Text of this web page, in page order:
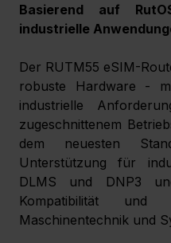
Basierend auf
industrielle
Der RUTM55 eSIM-
robuste Hardware -
industrielle
zugeschnittenem
dem neuesten
Unterstützung für
DLMS und DNP3
Kompatibilität und
Maschinentechnik und